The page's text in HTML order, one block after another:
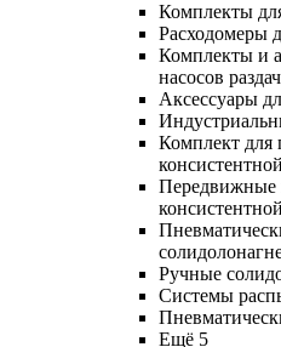
Комплекты
Расходомеры
Комплекты и
насосов
Аксессуары
Комплект для
Передвижные
Ручные
Системы
Ещё 5